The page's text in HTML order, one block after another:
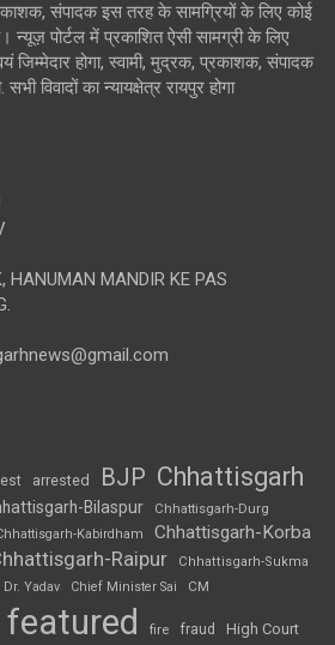
संपादक इस तरह के सामग्रियों के लिए कोई
न्यूज़ पोर्टल में प्रकाशित ऐसी सामग्री के लिए
जिम्मेदार होगा, स्वामी, मुद्रक, प्रकाशक, संपादक
विवादों का न्यायक्षेत्र रायपुर होगा
HANUMAN MANDIR KE PAS
arrested BJP Chhattisgarh
Bilaspur Chhattisgarh-Durg
Kabirdham Chhattisgarh-Korba
Raipur
Chhattisgarh-Sukma
Yadav Chief Minister Sai CM
featured fire fraud High Court